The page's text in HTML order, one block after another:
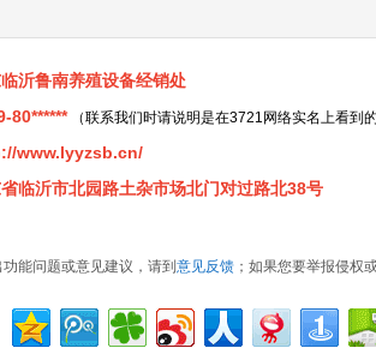
沂鲁南养殖设备经销处
80******（联系我们时请说明是在3721网络实名上看到
www.lyyzsb.cn/
临沂市北园路土杂市场北门对过路北38号
能问题或意见建议，请到 意见反馈 ；如果您要举报侵权